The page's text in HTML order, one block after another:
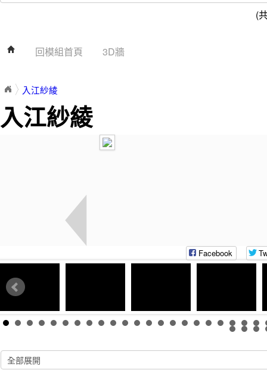
(
回模組首頁 3D牆
入江紗綾
入江紗綾
Facebook